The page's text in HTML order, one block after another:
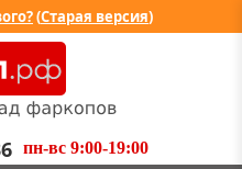
(Старая версия)
пн-вс 9:00-19:00